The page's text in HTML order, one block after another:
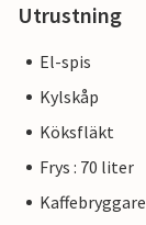
Utrustning
El-spis
Kylskåp
Köksfläkt
Frys : 70 liter
Kaffebryggare